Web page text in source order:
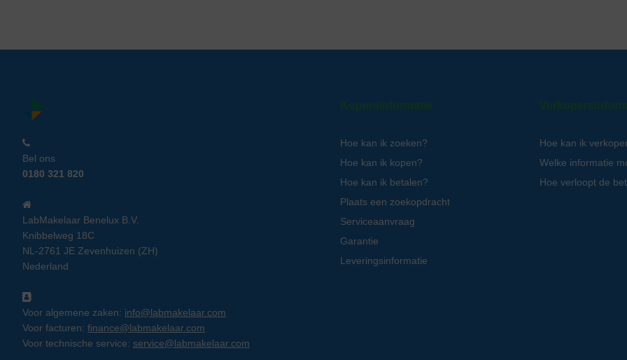
Bel ons
0180 321 820
LabMakelaar Benelux B.V.
Knibbelweg 18C
NL-2761 JE Zevenhuizen (ZH)
Nederland
Voor algemene zaken: info@labmakelaar.com
Voor facturen: finance@labmakelaar.com
Voor technische service: service@labmakelaar.com
Kopersinformatie
Hoe kan ik zoeken?
Hoe kan ik kopen?
Hoe kan ik betalen?
Plaats een zoekopdracht
Serviceaanvraag
Garantie
Leveringsinformatie
Hoe kan ik
Welke informatie
Hoe verloopt de